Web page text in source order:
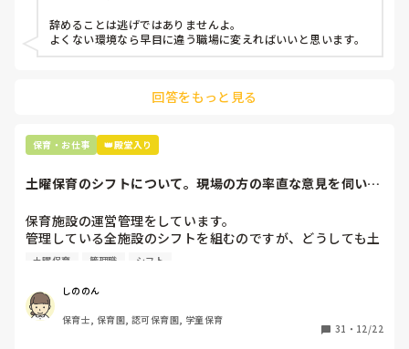
などいう意見で…
上の先生に相談することは難しそうです。
最後の職場にしようと思っていましたが
辞めることは逃げ、と、過去辞めた人も何年も言われ続けて
います
辞めることは逃げではありませんよ。
よくない環境なら早目に違う職場に変えればいいと思います。
回答をもっと見る
保育・お仕事 👑殿堂入り
土曜保育のシフトについて。現場の方の率直な意見を伺いた
保育施設の運営管理をしています。
管理している全施設のシフトを組むのですが、どうしても土
曜保育だけは入れる方が少なく、いつも苦労しています。
て入職しているはずですが、いざ勤務が始まると一日も土曜
出勤が出来ない方ばかりです。
土曜保育 管理職 シフト
しののん
保育士, 保育園, 認可保育園, 学童保育
31 ・ 12/22